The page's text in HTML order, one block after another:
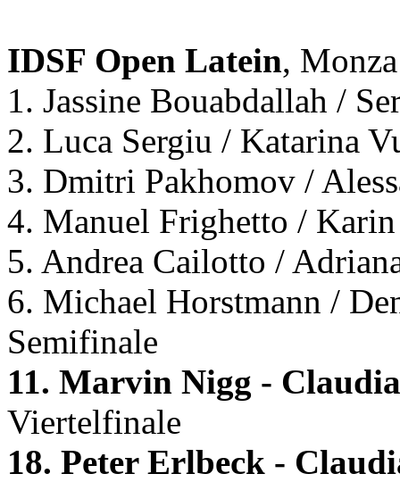
IDSF Open Latein,
1. Jassine Bouabdallah /
2. Luca Sergiu / Katarina
3. Dmitri Pakhomov /
4. Manuel Frighetto /
5. Andrea Cailotto /
6. Michael Horstmann /
Semifinale
11. Marvin Nigg -
Viertelfinale
18. Peter Erlbeck -